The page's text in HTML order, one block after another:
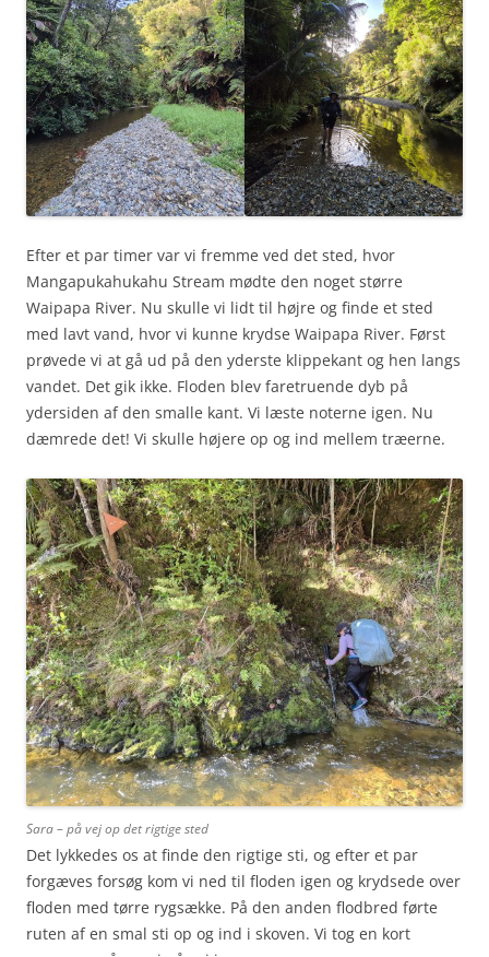
Efter et par timer var vi fremme ved det sted, hvor
Mangapukahukahu Stream mødte den noget større
Waipapa River. Nu skulle vi lidt til højre og finde et sted
med lavt vand, hvor vi kunne krydse Waipapa River. Først
prøvede vi at gå ud på den yderste klippekant og hen langs
vandet. Det gik ikke. Floden blev faretruende dyb på
ydersiden af den smalle kant. Vi læste noterne igen. Nu
dæmrede det! Vi skulle højere op og ind mellem træerne.
Sara – på vej op det rigtige sted
Det lykkedes os at finde den rigtige sti, og efter et par
forgæves forsøg kom vi ned til floden igen og krydsede over
floden med tørre rygsække. På den anden flodbred førte
ruten af en smal sti op og ind i skoven. Vi tog en kort